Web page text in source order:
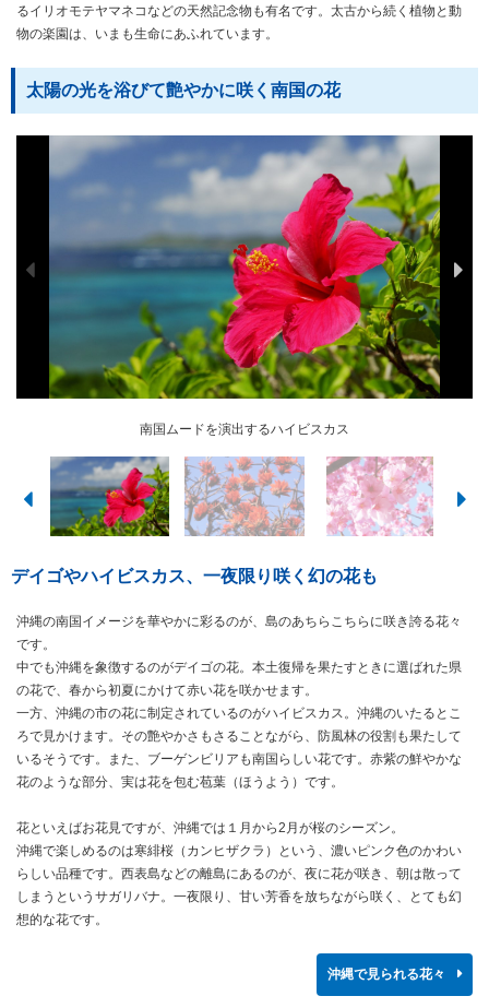
るイリオモテヤマネコなどの天然記念物も有名です。太古から続く植物と動
物の楽園は、いまも生命にあふれています。
太陽の光を浴びて艶やかに咲く南国の花
南国ムードを演出するハイビスカス
鮮やかな朱色の県花・デイゴの花
濃いピンク色のカンヒザクラは1～2月が見頃
一夜限り花を咲かせるサガリバナ
デイゴやハイビスカス、一夜限り咲く幻の花も
沖縄の南国イメージを華やかに彩るのが、島のあちらこちらに咲き誇る花々
です。
中でも沖縄を象徴するのがデイゴの花。本土復帰を果たすときに選ばれた県
の花で、春から初夏にかけて赤い花を咲かせます。
一方、沖縄の市の花に制定されているのがハイビスカス。沖縄のいたるとこ
ろで見かけます。その艶やかさもさることながら、防風林の役割も果たして
いるそうです。また、ブーゲンビリアも南国らしい花です。赤紫の鮮やかな
花のような部分、実は花を包む苞葉（ほうよう）です。
花といえばお花見ですが、沖縄では１月から2月が桜のシーズン。
沖縄で楽しめるのは寒緋桜（カンヒザクラ）という、濃いピンク色のかわい
らしい品種です。西表島などの離島にあるのが、夜に花が咲き、朝は散って
しまうというサガリバナ。一夜限り、甘い芳香を放ちながら咲く、とても幻
想的な花です。
沖縄で見られる花々